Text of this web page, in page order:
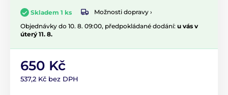
Skladem 1 ks
Možnosti dopravy ›
Objednávky do 10. 8. 09:00, předpokládané dodání: u vás v
úterý 11. 8.
650 Kč
537,2 Kč bez DPH